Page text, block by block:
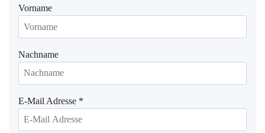
Vorname
Nachname
E-Mail Adresse *